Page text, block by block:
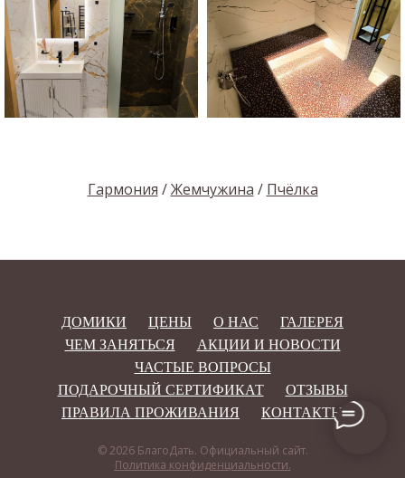
Гармония /Жемчужина / Пчёлка
ДОМИКИ ЦЕНЫ О НАС
ГАЛЕРЕЯ
ЧЕМ ЗАНЯТЬСЯ
АКЦИИ И НОВОСТИ
ЧАСТЫЕ ВОПРОСЫ
ПОДАРОЧНЫЙ СЕРТИФИКАТ
ОТЗЫВЫ
ПРАВИЛА ПРОЖИВАНИЯ
КОНТАКТЫ
© 2026 БлагоДать. Официальный сайт.
Политика конфиденциальности.